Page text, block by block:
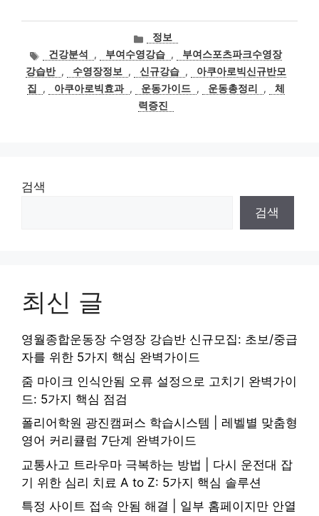
카
테
고
리
정보
태
그
건강분석 , 부여수영강습 ,
부여스포츠파크수영장
강습반 , 수영장정보 , 신규강습 ,
아쿠아로빅신규반모
집
, 아쿠아로빅효과 , 운동가이드 , 운동총정리 ,
체
력증진
검색
검색
최신 글
영월종합운동장 수영장 강습반 신규모집: 초보/중급
자를 위한 5가지 핵심 완벽가이드
줌 마이크 인식안됨 오류 설정으로 고치기 완벽가이
드: 5가지 핵심 점검
폴리어학원 광진캠퍼스 학습시스템 | 레벨별 맞춤형
영어 커리큘럼 7단계 완벽가이드
교통사고 트라우마 극복하는 방법 | 다시 운전대 잡
기 위한 심리 치료 A to Z: 5가지 핵심 솔루션
특정 사이트 접속 안됨 해결 | 일부 홈페이지만 안열